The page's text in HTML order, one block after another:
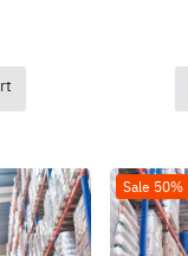
Sale 50%